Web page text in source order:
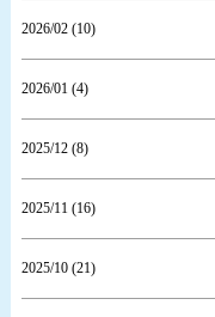
2026/02 (10)
2026/01 (4)
2025/12 (8)
2025/11 (16)
2025/10 (21)